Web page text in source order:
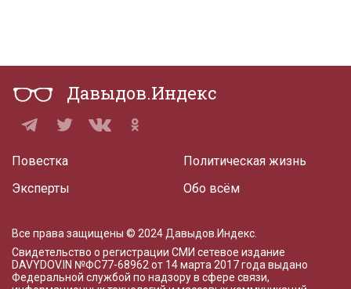
Давыдов.Индекс
Повестка
Эксперты
Политическая жизнь
Обо всём
Все права защищены © 2024 Давыдов.Индекс.
Свидетельство о регистрации СМИ сетевое издание
DAVYDOV.IN №ФС77-68962 от 14 марта 2017 года выдано
Федеральной службой по надзору в сфере связи,